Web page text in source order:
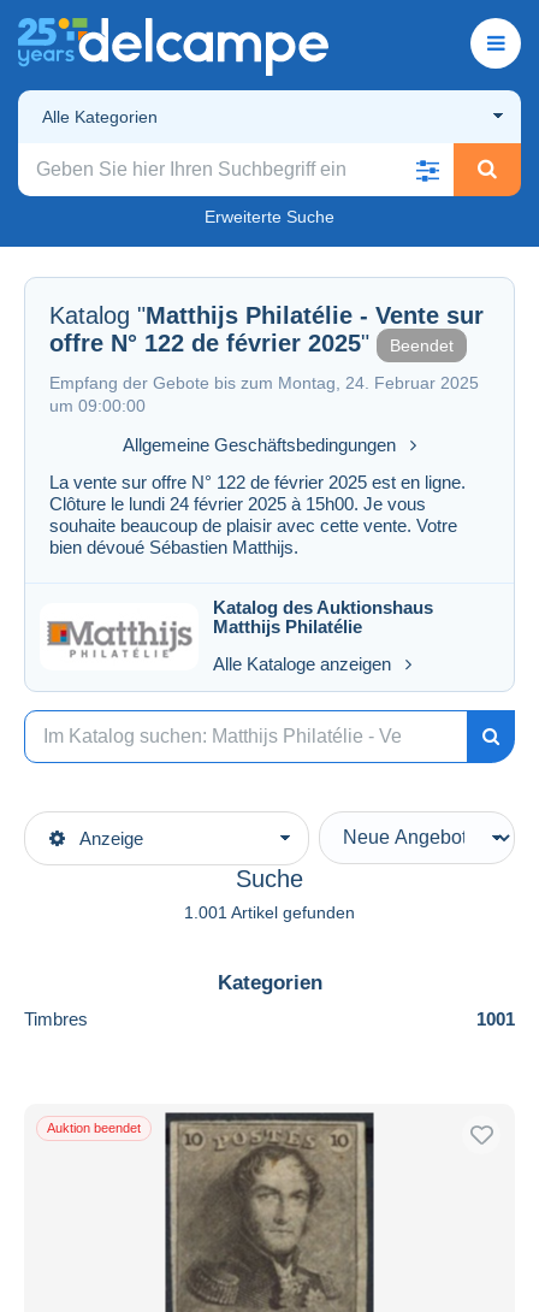
Alle Kategorien
Erweiterte Suche
Katalog "Matthijs Philatélie - Vente sur
offre N° 122 de février 2025"
Beendet
Empfang der Gebote bis zum Montag, 24. Februar 2025
um 09:00:00
Allgemeine Geschäftsbedingungen
La vente sur offre N° 122 de février 2025 est en ligne.
Clôture le lundi 24 février 2025 à 15h00. Je vous
souhaite beaucoup de plaisir avec cette vente. Votre
bien dévoué Sébastien Matthijs.
Katalog des Auktionshaus
Matthijs Philatélie
Alle Kataloge anzeigen
Suche
1.001 Artikel gefunden
Anzeige
Kategorien
Timbres 1001
Auktion beendet